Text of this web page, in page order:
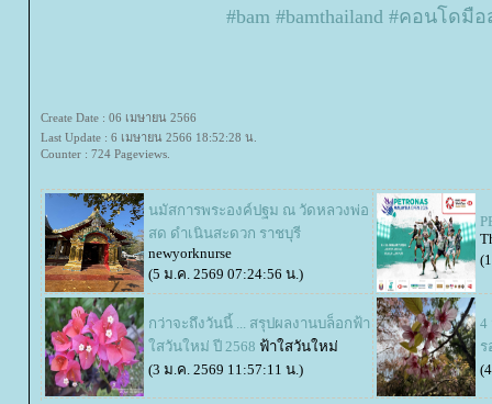
#bam #bamthailand #คอนโดมือ
Create Date : 06 เมษายน 2566
Last Update : 6 เมษายน 2566 18:52:28 น.
Counter : 724 Pageviews.
นมัสการพระองค์ปฐม ณ วัดหลวงพ่อ
สด ดำเนินสะดวก ราชบุรี
newyorknurse
(5 ม.ค. 2569 07:24:56 น.)
กว่าจะถึงวันนี้ ... สรุปผลงานบล็อกฟ้า
สวันใหม่ ปี 2568 ฟ้าใสวันใหม่
(3 ม.ค. 2569 11:57:11 น.)
4